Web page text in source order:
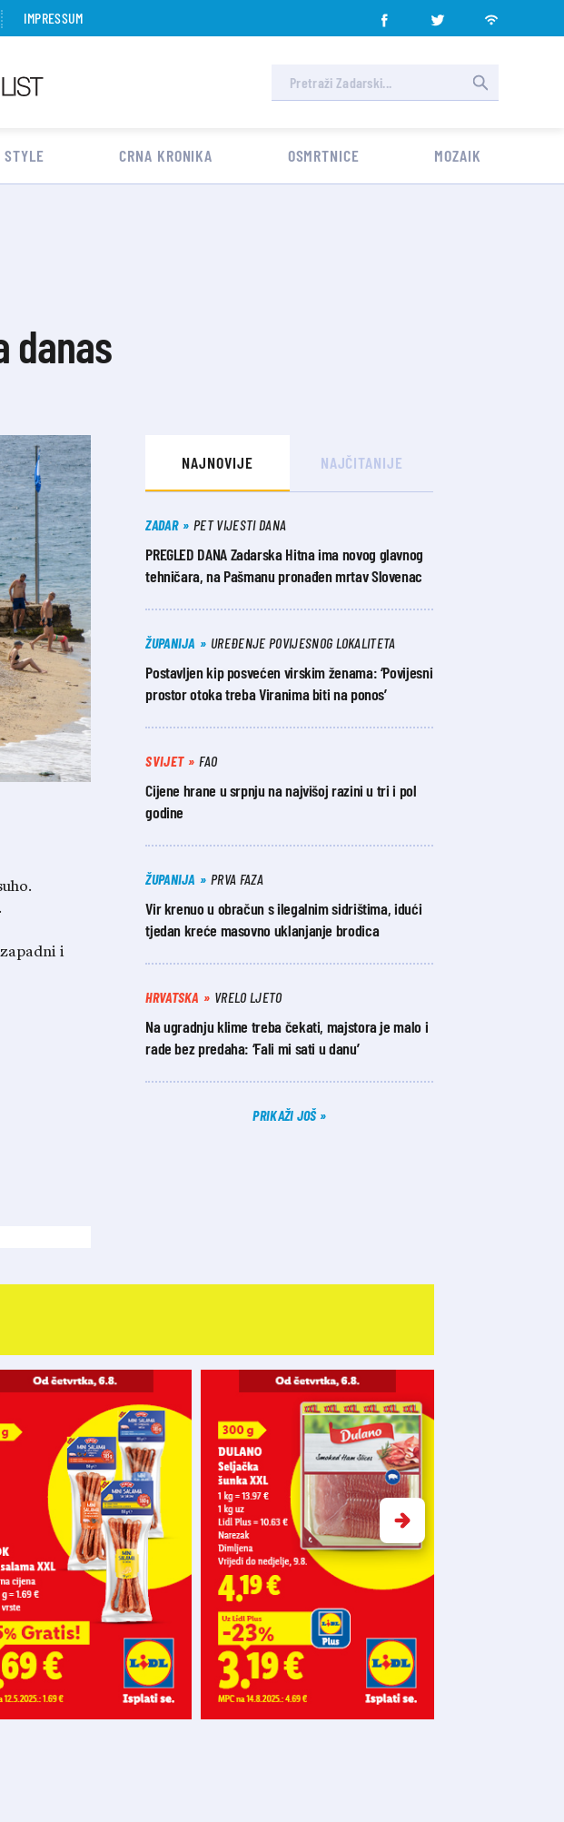
IMPRESSUM
STYLE CRNA KRONIKA OSMRTNICE MOZAIK
danas
i
NAJNOVIJE NAJČITANIJE
ZADAR PET VIJESTI DANA
PREGLED DANA Zadarska Hitna ima novog glavnog
tehničara, na Pašmanu pronađen mrtav Slovenac
ŽUPANIJA UREĐENJE POVIJESNOG LOKALITETA
Postavljen kip posvećen virskim ženama: ‘Povijesni
prostor otoka treba Viranima biti na ponos’
SVIJET FAO
Cijene hrane u srpnju na najvišoj razini u tri i pol
godine
ŽUPANIJA PRVA FAZA
Vir krenuo u obračun s ilegalnim sidrištima, idući
tjedan kreće masovno uklanjanje brodica
HRVATSKA VRELO LJETO
Na ugradnju klime treba čekati, majstora je malo i
rade bez predaha: ‘Fali mi sati u danu’
PRIKAŽI JOŠ